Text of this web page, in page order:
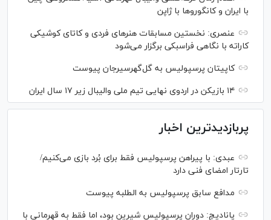
با ایران و کانگورو‌ها با ژاپن
عنصری: نخستین مسابقات هنر‌های فردی و کاتای کوشیکی
کاراته با نگاهی فراسبکی برگزار می‌شود
کاپیتان پرسپولیس به گل‌گهرسیرجان پیوست
۱۴ بازیکن در اردوی نهایی تیم ملی والیبال زیر ۱۷ سال ایران
پربازدیدترین اخبار
عبدی: با پیراهن پرسپولیس فقط برای بُرد بازی می‌کنیم/
تارتار امضای فنی دارد
مدافع سابق پرسپولیس به الطلبه پیوست
پانادیچ: دوران پرسپولیس شیرین بود، اما فقط به قهرمانی با